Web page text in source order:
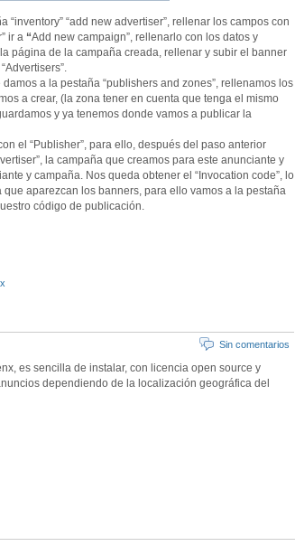
“inventory” “add new advertiser”, rellenar los campos con
ir a “Add new campaign”, rellenarlo con los datos y
página de la campaña creada, rellenar y subir el banner
a la pestaña “publishers and zones”, rellenamos los
a crear, (la zona tener en cuenta que tenga el mismo
y ya tenemos donde vamos a publicar la
el “Publisher”, para ello, después del paso anterior
la campaña que creamos para este anunciante y
y campaña. Nos queda obtener el “Invocation code”, lo
aparezcan los banners, para ello vamos a la pestaña
código de publicación.
Sin comentarios
es sencilla de instalar, con licencia open source y
dependiendo de la localización geográfica del